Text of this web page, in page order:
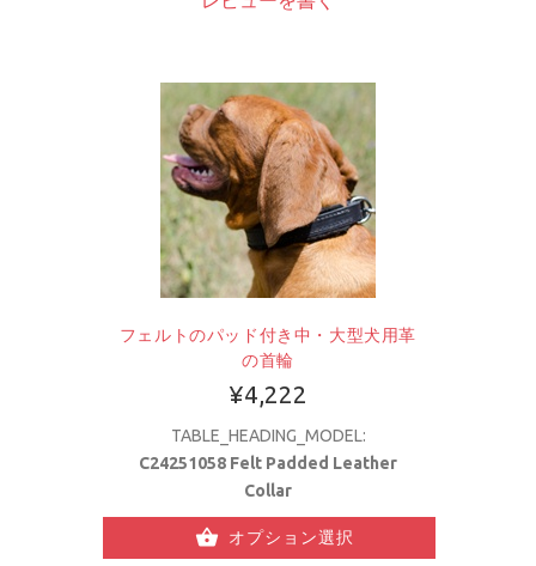
フェルトのパッド付き中・大型犬用革
の首輪
¥4,222
TABLE_HEADING_MODEL:
C24251058 Felt Padded Leather
Collar
オプション選択